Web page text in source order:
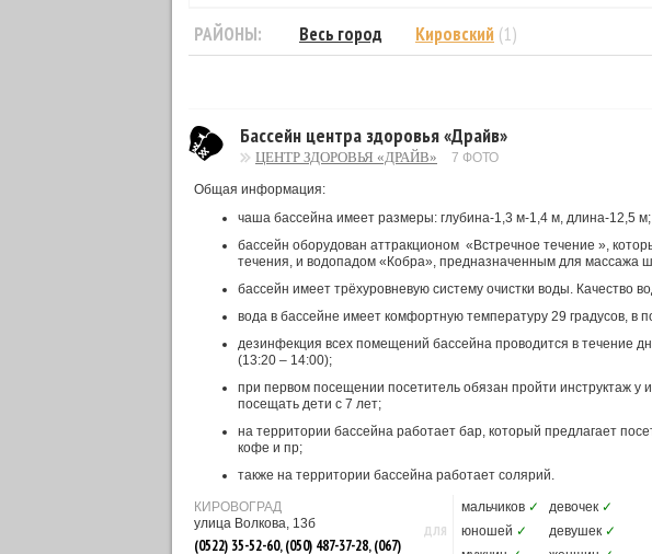
РАЙОНЫ: Весь город Кировский (1)
Бассейн центра здоровья «Драйв»
ЦЕНТР ЗДОРОВЬЯ «ДРАЙВ» 7 ФОТО
Общая информация:
чаша бассейна имеет размеры: глубина-1,3 м-1,4 м, длина-12,5 м;
бассейн оборудован аттракционом «Встречное течение »,
течения, и водопадом «Кобра», предназначенным для массажа
бассейн имеет трёхуровневую систему очистки воды. Качество
вода в бассейне имеет комфортную температуру 29 градусов, в
дезинфекция всех помещений бассейна проводится в течение
(13:20 – 14:00);
при первом посещении посетитель обязан пройти инструктаж у
посещать дети с 7 лет;
на территории бассейна работает бар, который предлагает
кофе и пр;
также на территории бассейна работает солярий.
КИРОВОГРАД
улица Волкова, 13б
(0522) 35-52-60, (050) 487-37-28, (067)
ДЛЯ
мальчиков ✓ девочек ✓
юношей ✓ девушек ✓